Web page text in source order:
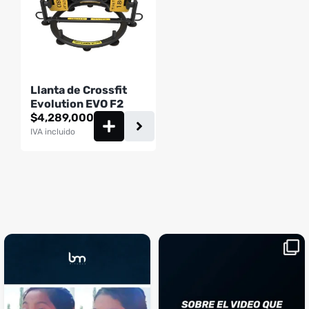
Llanta de Crossfit
Evolution EVO F2
$4,289,000
IVA incluido
...
4 2